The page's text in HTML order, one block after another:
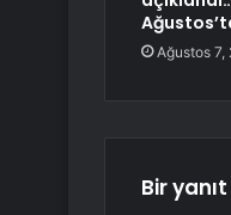
Ağustos 7,
Bir